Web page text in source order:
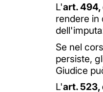
L'art. 494,
rendere in
Se nel
persiste,
Giudice
L'art. 523,